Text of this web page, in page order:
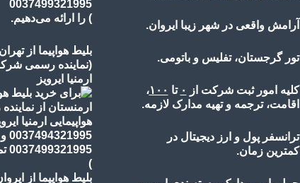
) را ارائه می‌دهیم.
بلیط هواپیما از
(نماینده رسمی
ارمنیا ایرویز
)
بلیط هواپیما از
آرامش واقعی در شهر زیبا ایروان.
تور گرجستان، تفلیس و باتومی.
کلیه امور ثبت شرکت از ۰ تا ۱۰۰،
اقامت، ترجمه و تهیه مدارک لازمه.
ترانسفر پول و ارز دیجیتال در
کمترین زمان.